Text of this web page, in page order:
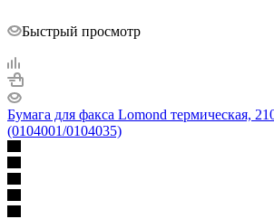
Быстрый просмотр
Бумага для факса Lomond термическая,
(0104001/0104035)